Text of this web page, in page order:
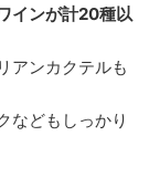
インが計20種以
アンカクテルも
などもしっかり